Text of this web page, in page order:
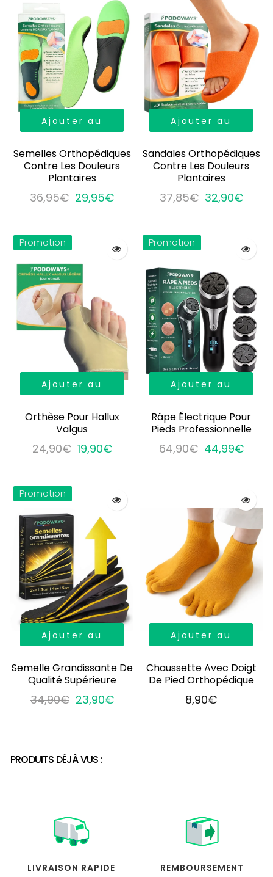
Ajouter au
Semelles Orthopédiques
Contre Les Douleurs
Plantaires
36,95€ 29,95€
Ajouter au
Sandales Orthopédiques
Contre Les Douleurs
Plantaires
37,85€ 32,90€
Promotion
Ajouter au
Orthèse Pour Hallux
Valgus
24,90€ 19,90€
Promotion
Ajouter au
Râpe Électrique Pour
Pieds Professionnelle
64,90€ 44,99€
Promotion
Ajouter au
Semelle Grandissante De
Qualité Supérieure
34,90€ 23,90€
Ajouter au
Chaussette Avec Doigt
De Pied Orthopédique
8,90€
PRODUITS DÉJÀ VUS :
LIVRAISON RAPIDE REMBOURSEMENT